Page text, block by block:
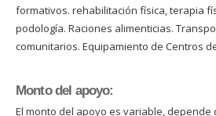
formativos. rehabilitación física, terapia
podología. Raciones alimenticias.
comunitarios. Equipamiento de Centros
Monto del apoyo:
El monto del apoyo es variable, depende